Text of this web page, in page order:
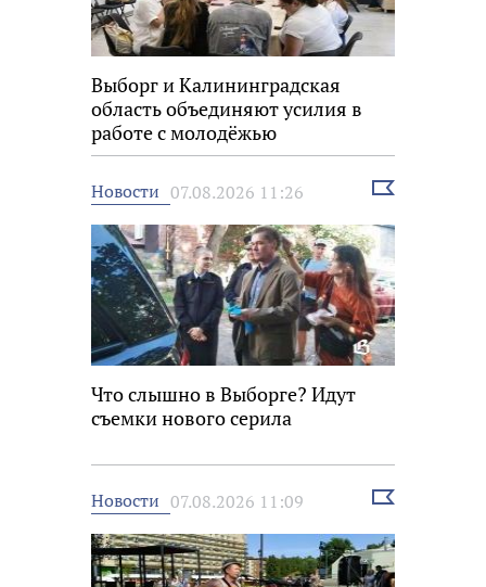
Выборг и Калининградская
область объединяют усилия в
работе с молодёжью
Новости 07.08.2026 11:26
Выбрать
Что слышно в Выборге? Идут
съемки нового серила
Новости 07.08.2026 11:09
Выбрать